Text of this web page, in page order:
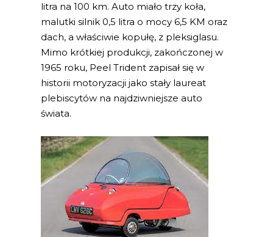
litra na 100 km. Auto miało trzy koła,
malutki silnik 0,5 litra o mocy 6,5 KM oraz
dach, a właściwie kopułę, z pleksiglasu.
Mimo krótkiej produkcji, zakończonej w
1965 roku, Peel Trident zapisał się w
historii motoryzacji jako stały laureat
plebiscytów na najdziwniejsze auto
świata.